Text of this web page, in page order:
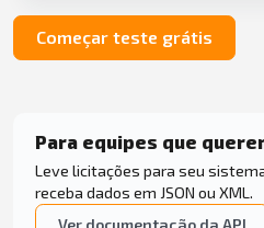
Começar teste grátis
Para equipes que
Leve licitações para seu
receba dados em JSON ou XML.
Ver documentação da API